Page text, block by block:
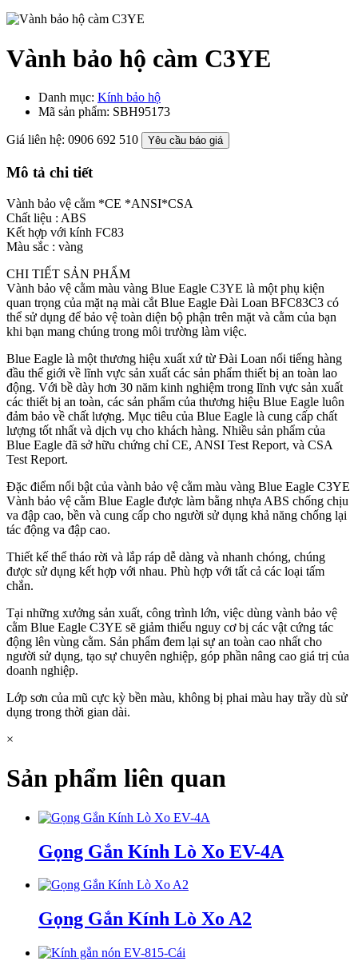
Vành bảo hộ càm C3YE
Danh mục: Kính bảo hộ
Mã sản phẩm: SBH95173
Giá liên hệ: 0906 692 510 Yêu cầu báo giá
Mô tả chi tiết
Vành bảo vệ cằm *CE *ANSI*CSA
Chất liệu : ABS
Kết hợp với kính FC83
Màu sắc : vàng
CHI TIẾT SẢN PHẨM
Vành bảo vệ cằm màu vàng Blue Eagle C3YE là một phụ kiện
quan trọng của mặt nạ mài cắt Blue Eagle Đài Loan BFC83C3 có
thể sử dụng để bảo vệ toàn diện bộ phận trên mặt và cằm của bạn
khi bạn mang chúng trong môi trường làm việc.
Blue Eagle là một thương hiệu xuất xứ từ Đài Loan nổi tiếng hàng
đầu thế giới về lĩnh vực sản xuất các sản phẩm thiết bị an toàn lao
động. Với bề dày hơn 30 năm kinh nghiệm trong lĩnh vực sản xuất
các thiết bị an toàn, các sản phẩm của thương hiệu Blue Eagle luôn
đảm bảo về chất lượng. Mục tiêu của Blue Eagle là cung cấp chất
lượng tốt nhất và dịch vụ cho khách hàng. Nhiều sản phẩm của
Blue Eagle đã sở hữu chứng chỉ CE, ANSI Test Report, và CSA
Test Report.
Đặc điểm nổi bật của vành bảo vệ cằm màu vàng Blue Eagle C3YE
Vành bảo vệ cằm Blue Eagle được làm bằng nhựa ABS chống chịu
va đập cao, bền và cung cấp cho người sử dụng khả năng chống lại
tác động va đập cao.
Thiết kế thể tháo rời và lắp ráp dễ dàng và nhanh chóng, chúng
được sử dụng kết hợp với nhau. Phù hợp với tất cả các loại tấm
chắn.
Tại những xưởng sản xuất, công trình lớn, việc dùng vành bảo vệ
cằm Blue Eagle C3YE sẽ giảm thiểu nguy cơ bị các vật cứng tác
động lên vùng cằm. Sản phẩm đem lại sự an toàn cao nhất cho
người sử dụng, tạo sự chuyên nghiệp, góp phần nâng cao giá trị của
doanh nghiệp.
Lớp sơn của mũ cực kỳ bền màu, không bị phai màu hay trầy dù sử
dụng trong thời gian dài.
×
Sản phẩm liên quan
Gọng Gắn Kính Lò Xo EV-4A
Gọng Gắn Kính Lò Xo A2